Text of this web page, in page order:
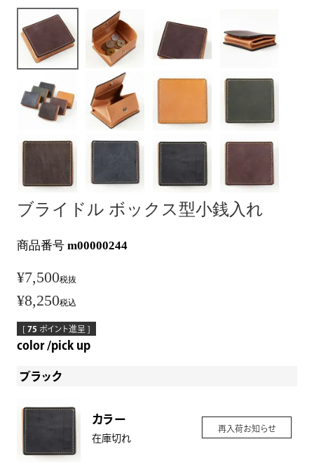
ブライドル ボックス型小銭入れ
商品番号 m00000244
¥7,500税抜
¥8,250税込
[ 75 ポイント進呈 ]
color pick up
ブラック
カラー
在庫切れ
再入荷お知らせ